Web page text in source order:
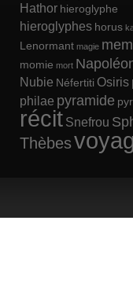
Hathor hieroglyphe
hieroglyphes horus
Lenormant magie
momie mort
Nubie Néfertiti Osiris
philae pyramide
récit Snefrou
Thèbes